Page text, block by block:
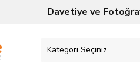
Davetiye ve